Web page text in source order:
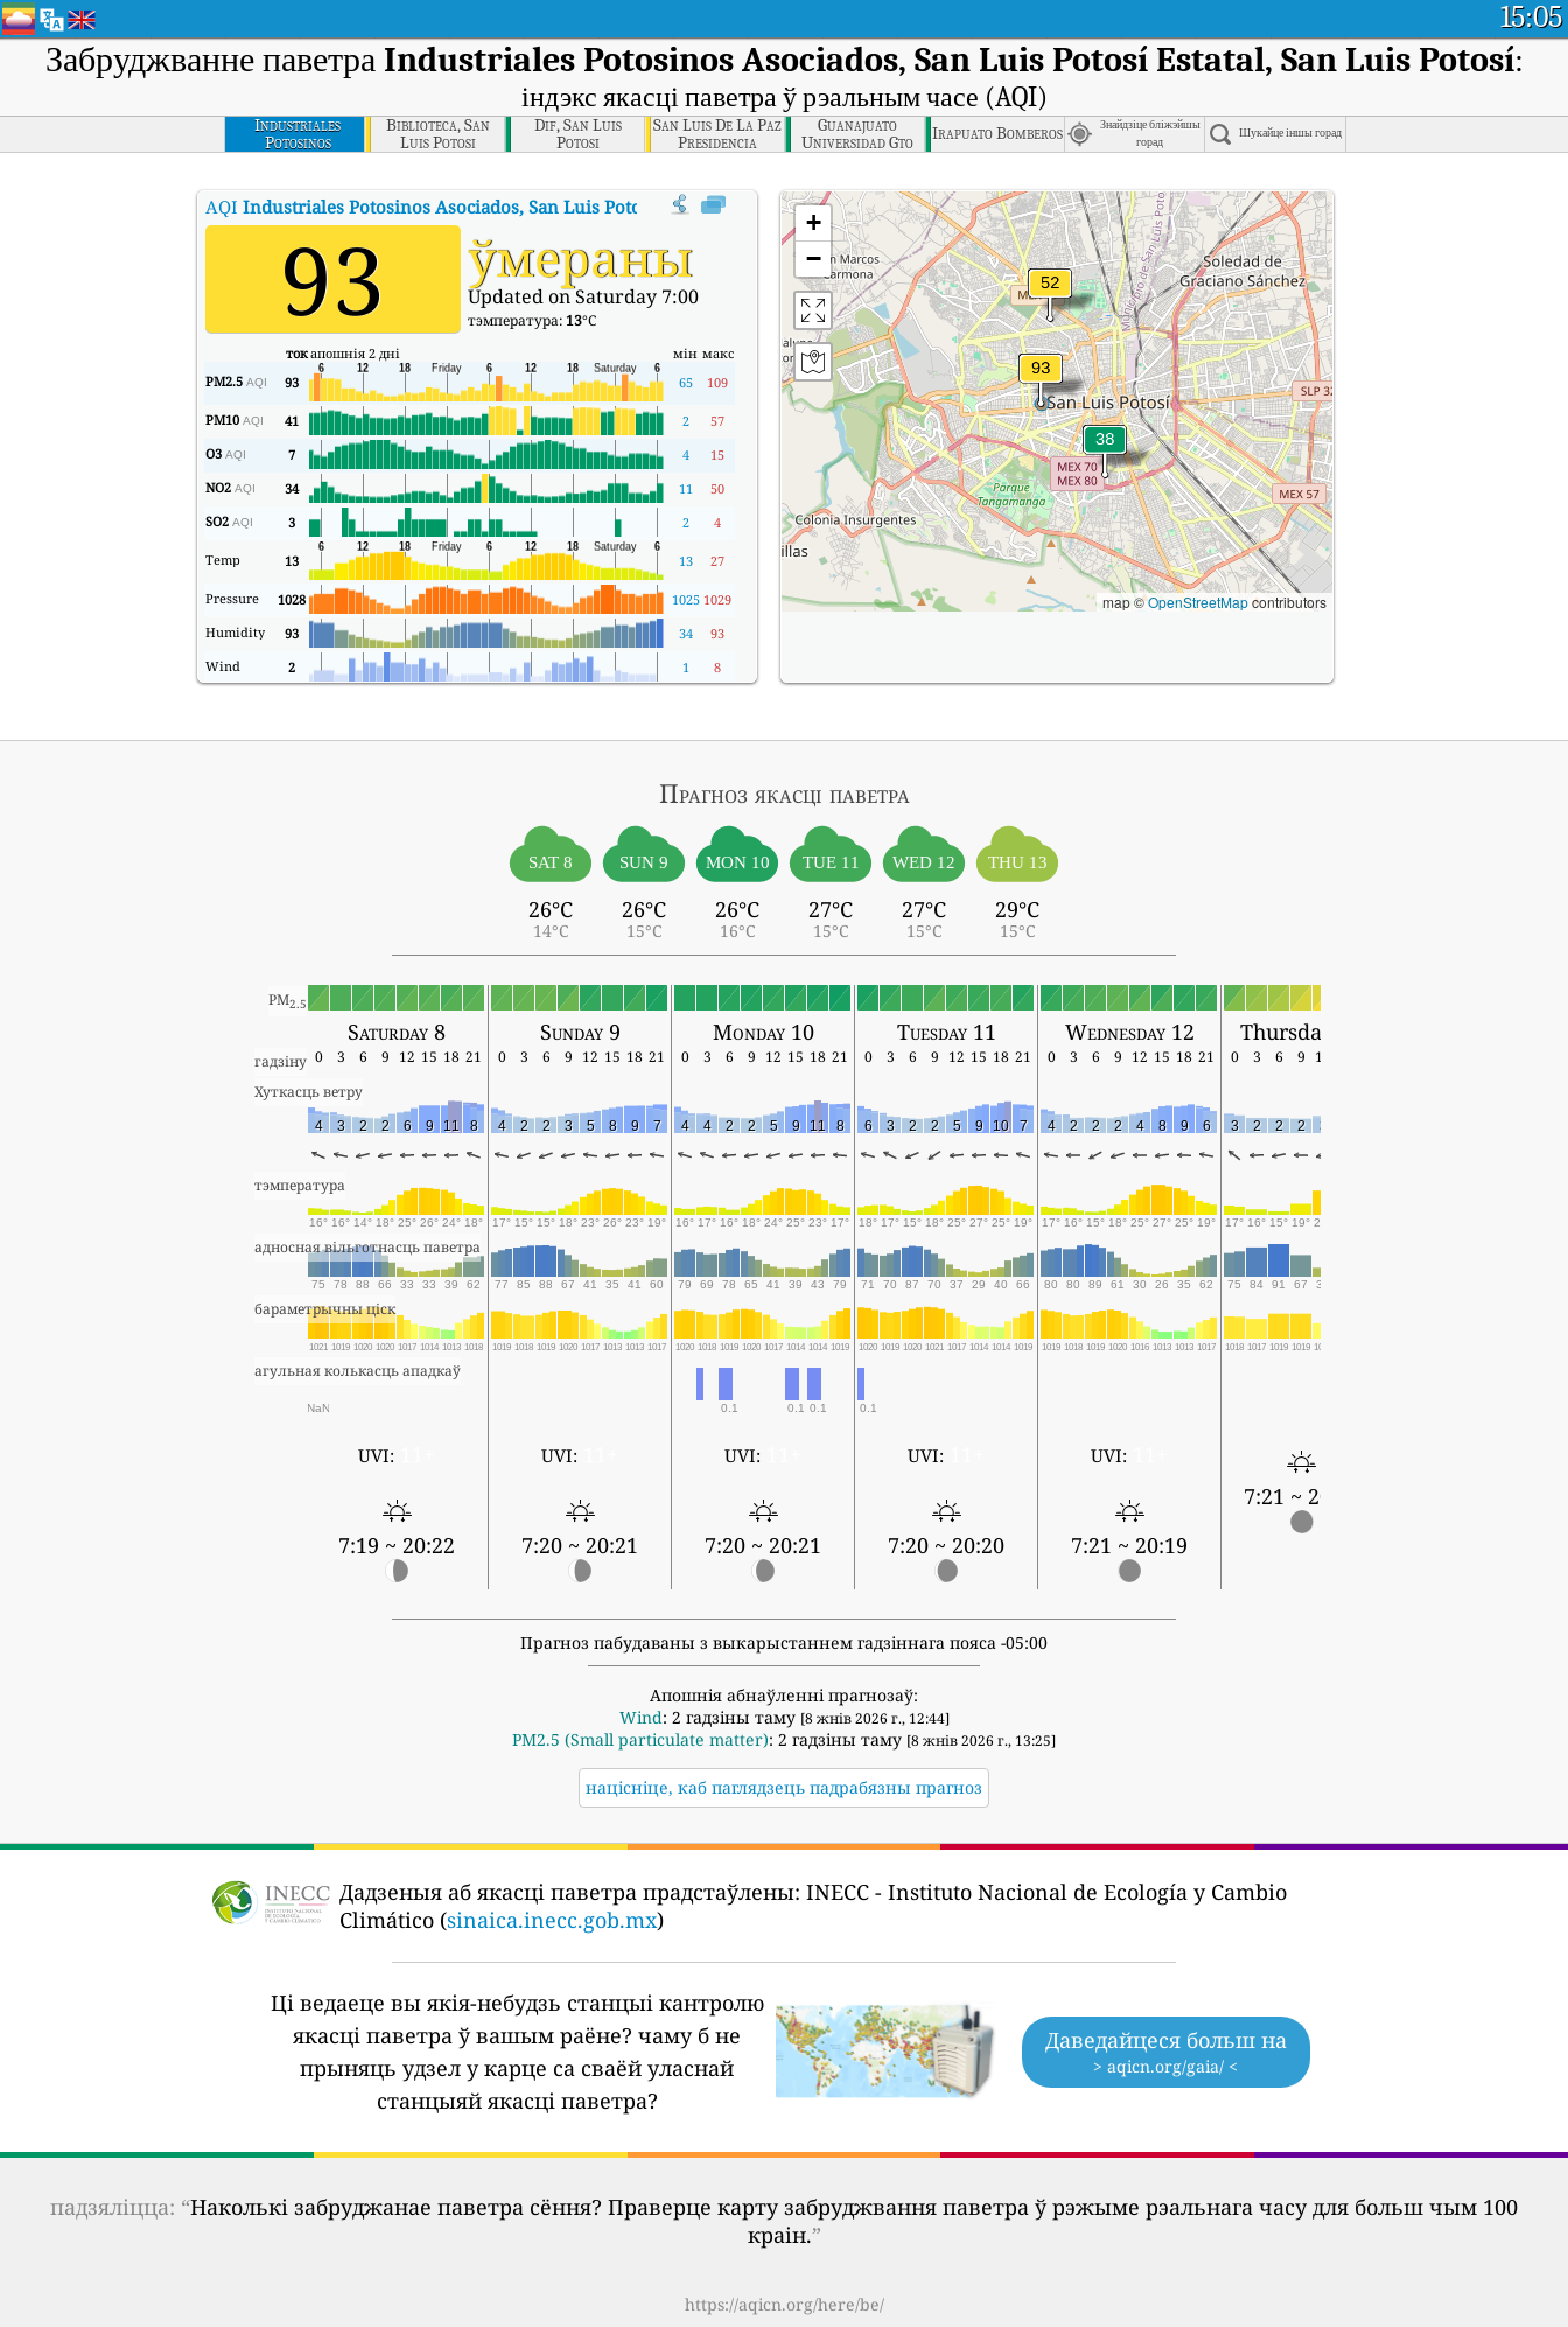
15:05
Забруджванне паветра Industriales Potosinos Asociados, San Luis Potosí Estatal, San Luis Potosí:
індэкс якасці паветра ў рэальным часе (AQI)
Industriales
Potosinos
Asociados, San Luis
Luis Potosi
Biblioteca, San
Luis Potosi
Dif, San Luis
Potosi
San Luis De La Paz
Presidencia
Municipal
Guanajuato
Universidad Gto
Sede Belen
Irapuato Bomberos
Знайдзіце бліжэйшы
горад
Шукайце іншы горад
AQI Industriales Potosinos Asociados, San Luis Potosí Estatal, San Luis Potosí:Індэкс якасці паветра Industriales Potosinos Asociados, San Luis Potosí Estatal, San Luis Potosí у
93 ўмераны
Updated on Saturday 7:00
тэмпература: 13°C
токапошнія 2 дні мін макс
PM2.5 AQI 93 65 109
PM10 AQI 41 2
57
O3 AQI 7 4
15
NO2 AQI 34 11
50
SO2 AQI 3 2 4
Temp 13 13 27
Pressure 1028 1025 1029
Humidity
93 34
93
Wind
2 1 8
+
−
map ©OpenStreetMapcontributors
Прагноз якасці паветра
SAT 8
26°C
14°C
SUN 9
26°C
15°C
MON 10
26°C
16°C
TUE 11
27°C
15°C
WED 12
27°C
15°C
THU 13
29°C
15°C
PM2.5
Saturday 8 Sunday 9 Monday 10 Tuesday 11 Wednesday 12 Thursday 13
гадзіну 0 3 6 9 12 15 18 21 0 3 6 9 12 15 18 21 0 3 6 9 12 15 18 21 0 3 6 9 12 15 18 21 0 3 6 9 12 15 18 21 0 3 6 9 12
Хуткасць ветру
4 3 2 2 6 9 11 8 4 2 2 3 5 8 9 7 4 4 2 2 5 9 11 8 6 3 2 2 5 9 10 7 4 2 2 2 4 8 9 6 3 2 2 2 3
тэмпература
16° 16° 14° 18° 25° 26° 24° 18° 17° 15° 15° 18° 23° 26° 23° 19° 16° 17° 16° 18° 24° 25° 23° 17° 18° 17° 15° 18° 25° 27° 25° 19° 17° 16° 15° 18° 25° 27° 25° 19° 17° 16° 15° 19° 25°
адносная вільготнасць паветра
75 78 88 66 33 33 39 62 77 85 88 67 41 35 41 60 79 69 78 65 41 39 43 79 71 70 87 70 37 29 40 66 80 80 89 61 30 26 35 62 75 84 91 67 39
бараметрычны ціск
1021 1019 1020 1020 1017 1014 1013 1018 1019 1018 1019 1020 1017 1013 1013 1017 1020 1018 1019 1020 1017 1014 1014 1019 1020 1019 1020 1021 1017 1014 1014 1019 1019 1018 1019 1020 1016 1013 1013 1017 1018 1017 1019 1019 1015
агульная колькасць ападкаў
NaN 0.1 0.1 0.1 0.1
UVI:
7:19 ~ 20:22
UVI:
7:20 ~ 20:21
UVI:
7:20 ~ 20:21
UVI:
7:20 ~ 20:20
UVI:
7:21 ~ 20:19
7:21 ~ 20:19
Прагноз пабудаваны з выкарыстаннем гадзіннага пояса -05:00
Апошнія абнаўленні прагнозаў:
Wind: 2 гадзіны таму [8 жнів 2026 г., 12:44]
PM2.5 (Small particulate matter): 2 гадзіны таму [8 жнів 2026 г., 13:25]
націсніце, каб паглядзець падрабязны прагноз
Дадзеныя аб якасці паветра прадстаўлены: INECC - Instituto Nacional de Ecología y Cambio
Climático (sinaica.inecc.gob.mx)
Ці ведаеце вы якія-небудзь станцыі кантролю
якасці паветра ў вашым раёне? чаму б не
прыняць удзел у карце са сваёй уласнай
станцыяй якасці паветра?
Даведайцеся больш на
> aqicn.org/gaia/ <
падзяліцца: “Наколькі забруджанае паветра сёння? Праверце карту забруджвання паветра ў рэжыме рэальнага часу для больш чым 100
краін.”
https://aqicn.org/here/be/